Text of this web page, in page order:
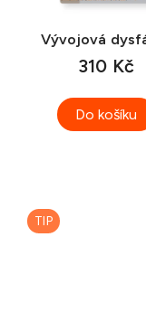
Vývojová
310 Kč
Do košíku
TIP